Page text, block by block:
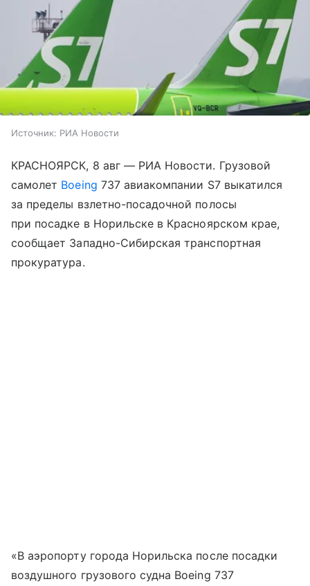
Источник: РИА Новости
КРАСНОЯРСК, 8 авг — РИА Новости. Грузовой
самолет Boeing 737 авиакомпании S7 выкатился
за пределы взлетно-посадочной полосы
при посадке в Норильске в Красноярском крае,
сообщает Западно-Сибирская транспортная
прокуратура.
«В аэропорту города Норильска после посадки
воздушного грузового судна Boeing 737